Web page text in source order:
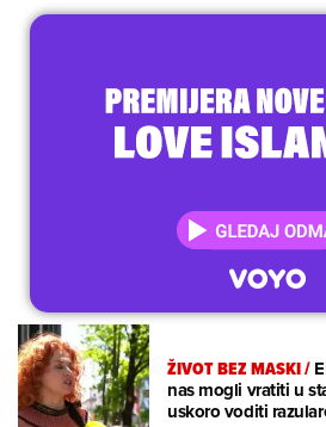
ŽIVOT BEZ MASKI/
nas mogli vratiti u
uskoro voditi